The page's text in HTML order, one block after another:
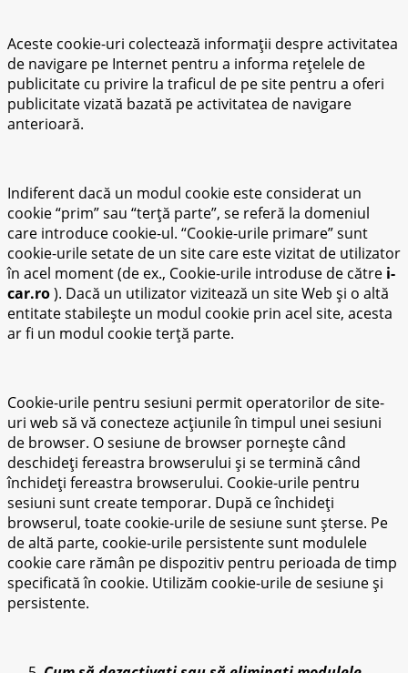
Aceste cookie-uri colectează informații despre activitatea
de navigare pe Internet pentru a informa rețelele de
publicitate cu privire la traficul de pe site pentru a oferi
publicitate vizată bazată pe activitatea de navigare
anterioară.
Indiferent dacă un modul cookie este considerat un
cookie “prim” sau “terță parte”, se referă la domeniul
care introduce cookie-ul. “Cookie-urile primare” sunt
cookie-urile setate de un site care este vizitat de utilizator
în acel moment (de ex., Cookie-urile introduse de către i-
car.ro). Dacă un utilizator vizitează un site Web și o altă
entitate stabilește un modul cookie prin acel site, acesta
ar fi un modul cookie terță parte.
Cookie-urile pentru sesiuni permit operatorilor de site-
uri web să vă conecteze acțiunile în timpul unei sesiuni
de browser. O sesiune de browser pornește când
deschideți fereastra browserului și se termină când
închideți fereastra browserului. Cookie-urile pentru
sesiuni sunt create temporar. După ce închideți
browserul, toate cookie-urile de sesiune sunt șterse. Pe
de altă parte, cookie-urile persistente sunt modulele
cookie care rămân pe dispozitiv pentru perioada de timp
specificată în cookie. Utilizăm cookie-urile de sesiune și
persistente.